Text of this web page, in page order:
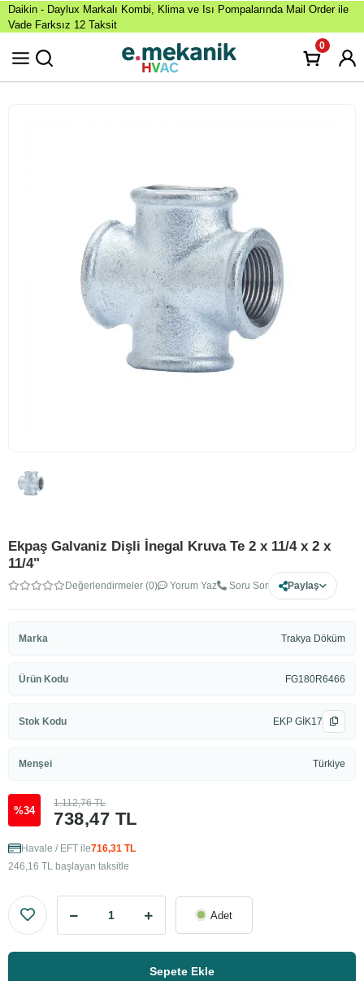
Daikin - Daylux Markalı Kombi, Klima ve Isı Pompalarında Mail Order ile
Vade Farksız 12 Taksit
0
Ekpaş Galvaniz Dişli İnegal Kruva Te 2 x 11/4 x 2 x
11/4"
Değerlendirmeler (0) Yorum Yaz Soru Sor Paylaş
Marka Trakya Döküm
Ürün Kodu FG180R6466
Stok Kodu EKP GİK17
Menşei Türkiye
%34 738,47 TL
1.112,76 TL
Havale / EFT ile716,31 TL
246,16 TL başlayan taksitle
Adet
Sepete Ekle